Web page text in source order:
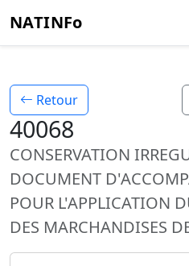
NATINFo
Retour
40068
CONSERVATION
DOCUMENT
POUR L'APPLICATION
DES MARCHANDISES